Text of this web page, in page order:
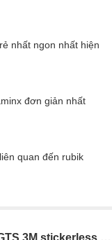
nhất ngon nhất hiện
đơn giản nhất
quan đến rubik
Reviews - Đánh giá MoYu Weilong GTS 3M stickerless SP003666